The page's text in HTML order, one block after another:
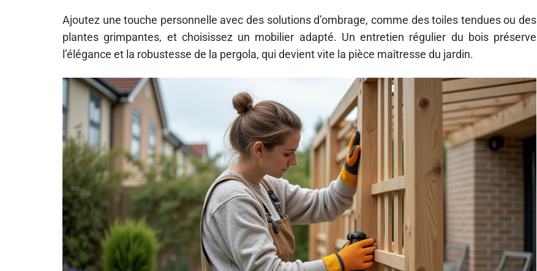
Ajoutez une touche personnelle avec des solutions d’ombrage, comme des toiles tendues ou des
plantes grimpantes, et choisissez un mobilier adapté. Un entretien régulier du bois préserve
l’élégance et la robustesse de la pergola, qui devient vite la pièce maîtresse du jardin.